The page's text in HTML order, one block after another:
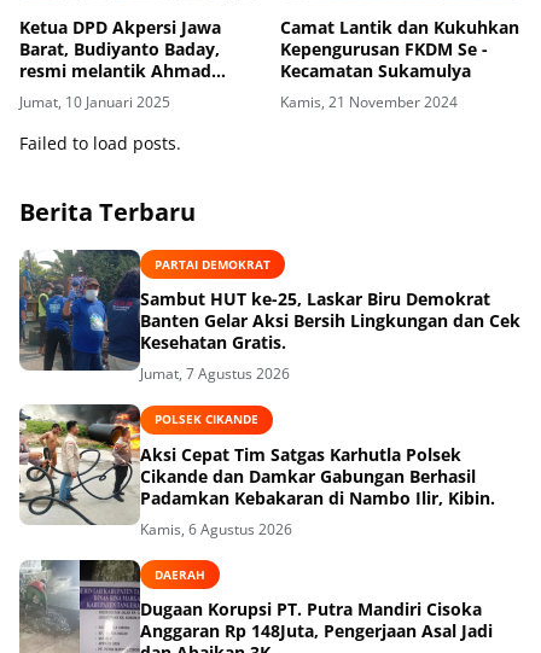
Ketua DPD Akpersi Jawa
Barat, Budiyanto Baday,
resmi melantik Ahmad
Syarifudin sebagai Ketua
DPC Akpersi Kabupaten
Bekasi.
Jumat, 10 Januari 2025
Camat Lantik dan Kukuhkan
Kepengurusan FKDM Se -
Kecamatan Sukamulya
Kamis, 21 November 2024
Failed to load posts.
Berita Terbaru
PARTAI DEMOKRAT
Sambut HUT ke-25, Laskar Biru Demokrat
Banten Gelar Aksi Bersih Lingkungan dan Cek
Kesehatan Gratis.
Jumat, 7 Agustus 2026
POLSEK CIKANDE
Aksi Cepat Tim Satgas Karhutla Polsek
Cikande dan Damkar Gabungan Berhasil
Padamkan Kebakaran di Nambo Ilir, Kibin.
Kamis, 6 Agustus 2026
DAERAH
Dugaan Korupsi PT. Putra Mandiri Cisoka
Anggaran Rp 148Juta, Pengerjaan Asal Jadi